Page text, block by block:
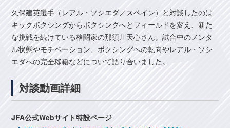
久保建英選手（レアル・ソシエダ／スペイン）と対談したのは
キックボクシングからボクシングへとフィールドを変え、新た
な挑戦を続けている格闘家の那須川天心さん。試合中のメンタ
ル状態やモチベーション、ボクシングへの転向やレアル・ソシ
エダへの完全移籍などについて語り合いました。
対談動画詳細
JFA公式Webサイト特設ページ